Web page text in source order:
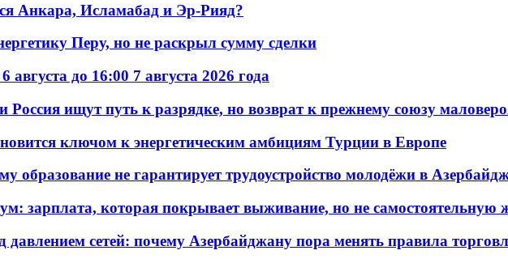
Анкара, Исламабад и Эр-Рияд?
Перу, но не раскрыл сумму сделки
до 16:00 7 августа 2026 года
ищут путь к разрядке, но возврат к прежнему союзу
ключом к энергетическим амбициям Турции в Европе
образование не гарантирует трудоустройство молодёжи в
зарплата, которая покрывает выживание, но не самостоятельную
сетей: почему Азербайджану пора менять правила